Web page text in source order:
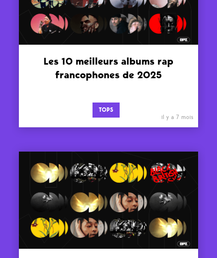
Les 10 meilleurs albums rap
francophones de 2025
TOPS
il y a 7 mois